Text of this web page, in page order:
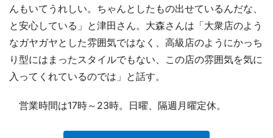
んもいてうれしい。ちゃんとしたもの出せているんだな、
と安心している」と津田さん。大森さんは「大衆店のよう
なガヤガヤとした雰囲気ではなく、高級店のようにかっち
り型にはまったスタイルでもない、この店の雰囲気を気に
入ってくれているのでは」と話す。
営業時間は17時～23時。日曜、隔週月曜定休。